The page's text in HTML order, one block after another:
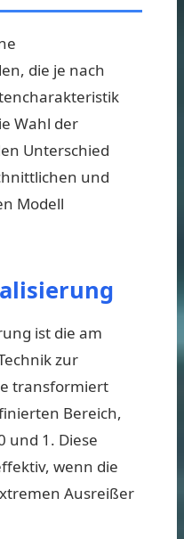
die je nach
Wahl der
Unterschied
und
Modell
ist die am
zur
transformiert
Bereich,
und 1. Diese
wenn die
Ausreißer